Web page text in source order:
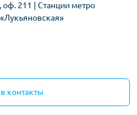
211 | Станции метро
контакты